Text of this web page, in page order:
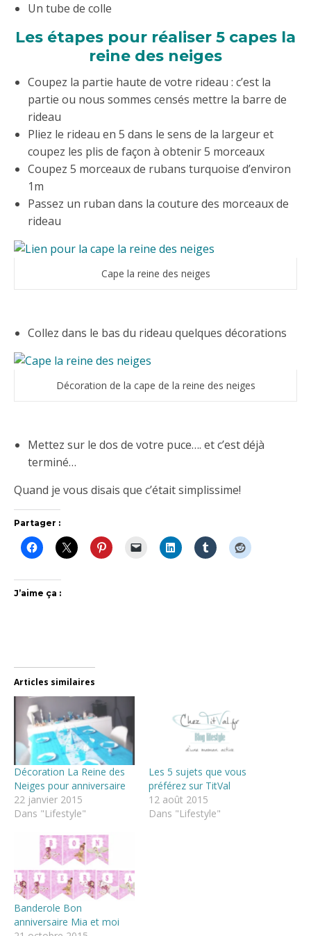
Un tube de colle
Les étapes pour réaliser 5 capes la
reine des neiges
Coupez la partie haute de votre rideau : c’est la
partie ou nous sommes censés mettre la barre de
rideau
Pliez le rideau en 5 dans le sens de la largeur et
coupez les plis de façon à obtenir 5 morceaux
Coupez 5 morceaux de rubans turquoise d’environ
1m
Passez un ruban dans la couture des morceaux de
rideau
Cape la reine des neiges
Collez dans le bas du rideau quelques décorations
Décoration de la cape de la reine des neiges
Mettez sur le dos de votre puce…. et c’est déjà
terminé…
Quand je vous disais que c’était simplissime!
Partager :
J’aime ça :
Articles similaires
Décoration La Reine des
Neiges pour anniversaire
22 janvier 2015
Dans "Lifestyle"
Les 5 sujets que vous
préférez sur TitVal
12 août 2015
Dans "Lifestyle"
Banderole Bon
anniversaire Mia et moi